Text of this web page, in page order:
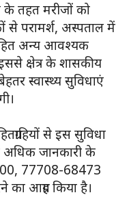
तहत मरीजों को
से परामर्श, अस्पताल में
सहित अन्य आवश्यक
क्षेत्र के शासकीय
स्वास्थ्य सुविधाएं
से इस सुविधा
जानकारी के
77708-68473
आग्रह किया है।